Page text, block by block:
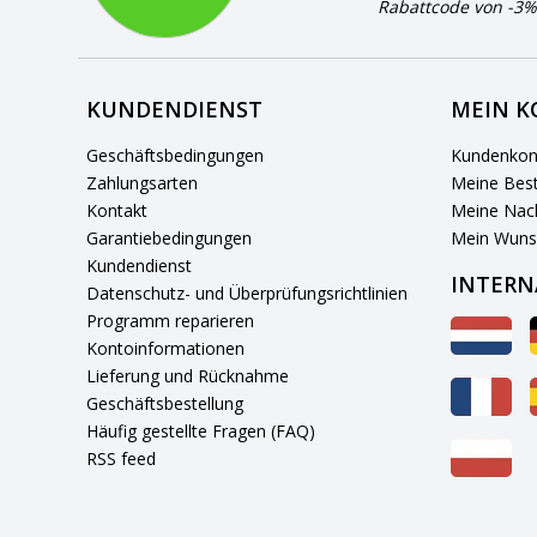
Rabattcode von -
KUNDENDIENST
Geschäftsbedingungen
Zahlungsarten
Kontakt
Garantiebedingungen
Kundendienst
Datenschutz- und Überprüfungsrichtlinien
Programm reparieren
Kontoinformationen
Lieferung und Rücknahme
Geschäftsbestellung
Häufig gestellte Fragen (FAQ)
RSS feed
MEIN
Meine
Meine
Mein